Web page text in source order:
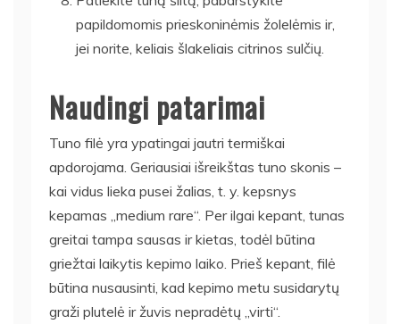
papildomomis prieskoninėmis žolelėmis ir,
jei norite, keliais šlakeliais citrinos sulčių.
Naudingi patarimai
Tuno filė yra ypatingai jautri termiškai
apdorojama. Geriausiai išreikštas tuno skonis –
kai vidus lieka pusei žalias, t. y. kepsnys
kepamas „medium rare“. Per ilgai kepant, tunas
greitai tampa sausas ir kietas, todėl būtina
griežtai laikytis kepimo laiko. Prieš kepant, filė
būtina nusausinti, kad kepimo metu susidarytų
graži plutelė ir žuvis nepradėtų „virti“.